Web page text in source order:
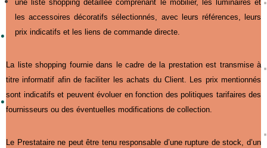
une liste shopping détaillée comprenant le mobilier, les luminaires et
les accessoires décoratifs sélectionnés, avec leurs références, leurs
prix indicatifs et les liens de commande directe.
La liste shopping fournie dans le cadre de la prestation est transmise à
titre informatif afin de faciliter les achats du Client. Les prix mentionnés
sont indicatifs et peuvent évoluer en fonction des politiques tarifaires des
fournisseurs ou des éventuelles modifications de collection.
Le Prestataire ne peut être tenu responsable d’une rupture de stock, d’un